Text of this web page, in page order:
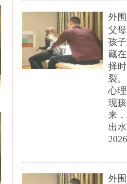
外
父
孩
藏
择
裂
心
现
来
出
外